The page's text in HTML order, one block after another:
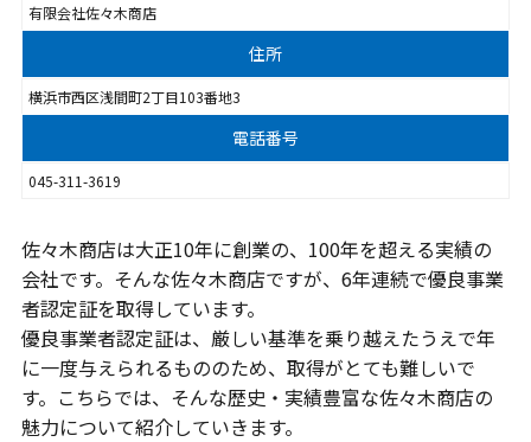
有限会社佐々木商店
住所
横浜市西区浅間町2丁目103番地3
電話番号
045-311-3619
佐々木商店は大正10年に創業の、100年を超える実績の
会社です。そんな佐々木商店ですが、6年連続で優良事業
者認定証を取得しています。
優良事業者認定証は、厳しい基準を乗り越えたうえで年
に一度与えられるもののため、取得がとても難しいで
す。こちらでは、そんな歴史・実績豊富な佐々木商店の
魅力について紹介していきます。